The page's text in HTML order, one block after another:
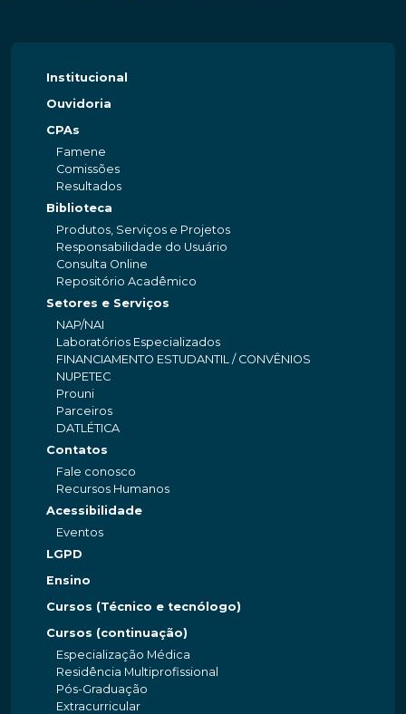
Institucional
Ouvidoria
CPAs
Famene
Comissões
Resultados
Biblioteca
Produtos, Serviços e Projetos
Responsabilidade do Usuário
Consulta Online
Repositório Acadêmico
Setores e Serviços
NAP/NAI
Laboratórios Especializados
FINANCIAMENTO ESTUDANTIL / CONVÊNIOS
NUPETEC
Prouni
Parceiros
DATLÉTICA
Contatos
Fale conosco
Recursos Humanos
Acessibilidade
Eventos
LGPD
Ensino
Cursos (Técnico e tecnólogo)
Cursos (continuação)
Especialização Médica
Residência Multiprofissional
Pós-Graduação
Extracurricular